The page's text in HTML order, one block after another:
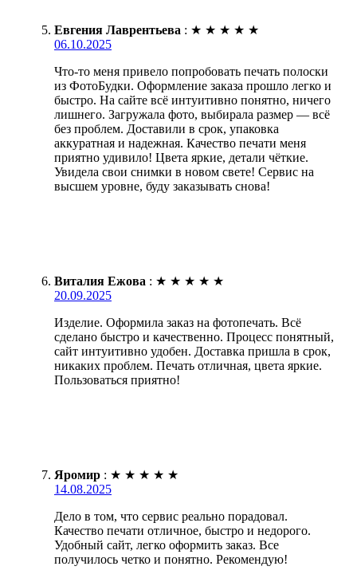
Евгения Лаврентьева : ★ ★ ★ ★ ★
06.10.2025
Что-то меня привело попробовать печать полоски
из ФотоБудки. Оформление заказа прошло легко и
быстро. На сайте всё интуитивно понятно, ничего
лишнего. Загружала фото, выбирала размер — всё
без проблем. Доставили в срок, упаковка
аккуратная и надежная. Качество печати меня
приятно удивило! Цвета яркие, детали чёткие.
Увидела свои снимки в новом свете! Сервис на
высшем уровне, буду заказывать снова!
Виталия Ежова : ★ ★ ★ ★ ★
20.09.2025
Изделие. Оформила заказ на фотопечать. Всё
сделано быстро и качественно. Процесс понятный,
сайт интуитивно удобен. Доставка пришла в срок,
никаких проблем. Печать отличная, цвета яркие.
Пользоваться приятно!
Яромир : ★ ★ ★ ★ ★
14.08.2025
Дело в том, что сервис реально порадовал.
Качество печати отличное, быстро и недорого.
Удобный сайт, легко оформить заказ. Все
получилось четко и понятно. Рекомендую!